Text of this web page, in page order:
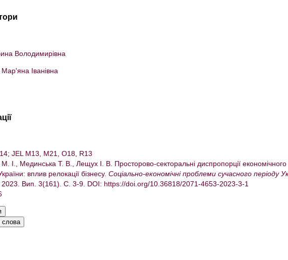
Володимирівна
Іванівна
JEL M13, M21, O18, R13
І., Мединська Т. В., Лещух І. В. Просторово-секторальні диспропорції економічного
вплив релокації бізнесу. Соціально-економічні проблеми сучасного періоду
2023. Вип. 3(161). С. 3-9. DOI: https://doi.org/10.36818/2071-4653-2023-3-1